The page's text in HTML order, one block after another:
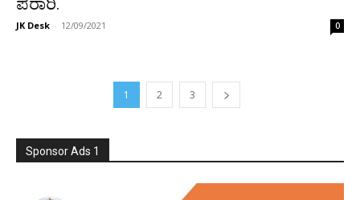
ಪರಾರಿ.
JK Desk - 12/09/2021 0
1 2 3
Sponsor Ads 1